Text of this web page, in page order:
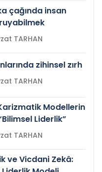
çağında insan
Prof.Dr. Nevzat TARHAN
zihinsel zırh
Prof.Dr. Nevzat TARHAN
Modellerin
Liderlik”
Prof.Dr. Nevzat TARHAN
ve Vicdani Zekâ: